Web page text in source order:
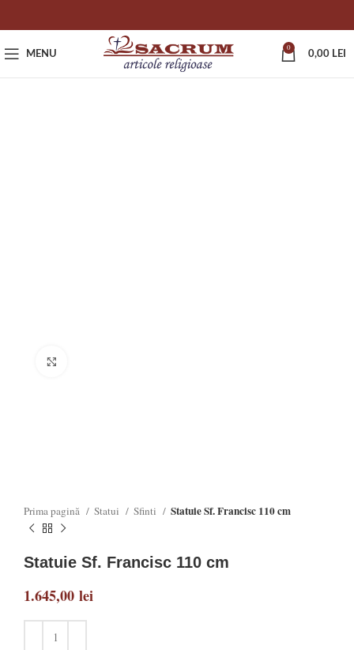
MENU
0
0,00 LEI
Prima pagină Statui Sfinti Statuie Sf. Francisc 110 cm
Statuie Sf. Francisc 110 cm
1.645,00 lei